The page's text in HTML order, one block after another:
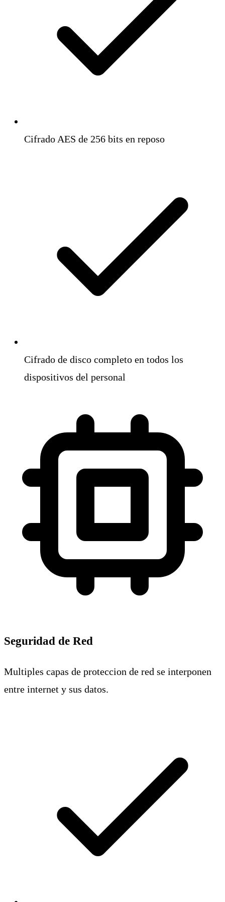
Cifrado AES de 256 bits en reposo
Cifrado de disco completo en todos los
dispositivos del personal
Seguridad de Red
Multiples capas de proteccion de red se interponen
entre internet y sus datos.